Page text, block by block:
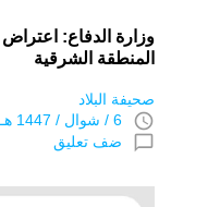
وزارة الدفاع:
المنطقة الشرقية
صحيفة البلاد
access_time 6 / شوال / 1447 هـ 24 مارس 2026
chat_bubble_outline ضف تعليق